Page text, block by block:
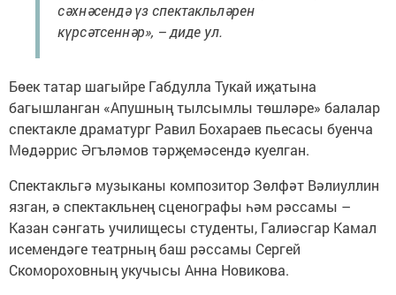
сәхнәсендә үз спектакльләрен
күрсәтсеннәр», – диде ул.
Бөек татар шагыйре Габдулла Тукай иҗатына
багышланган «Апушның тылсымлы төшләре» балалар
спектакле драматург Равил Бохараев пьесасы буенча
Мөдәррис Әгъләмов тәрҗемәсендә куелган.
Спектакльгә музыканы композитор Зөлфәт Вәлиуллин
язган, ә спектакльнең сценографы һәм рәссамы –
Казан сәнгать училищесы студенты, Галиәсгар Камал
исемендәге театрның баш рәссамы Сергей
Скомороховның укучысы Анна Новикова.